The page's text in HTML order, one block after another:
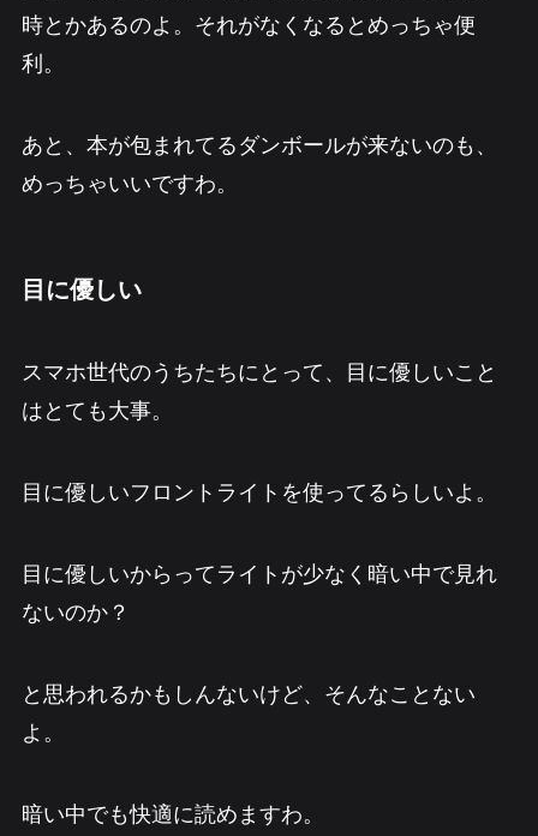
時とかあるのよ。それがなくなるとめっちゃ便
利。
あと、本が包まれてるダンボールが来ないのも、
めっちゃいいですわ。
目に優しい
スマホ世代のうちたちにとって、目に優しいこと
はとても大事。
目に優しいフロントライトを使ってるらしいよ。
目に優しいからってライトが少なく暗い中で見れ
ないのか？
と思われるかもしんないけど、そんなことない
よ。
暗い中でも快適に読めますわ。